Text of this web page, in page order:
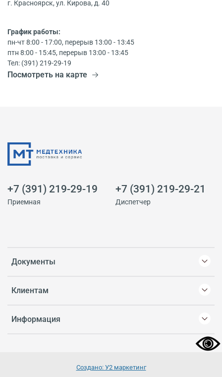
г. Красноярск, ул. Кирова, д. 40
График работы:
пн-чт 8:00 - 17:00, перерыв 13:00 - 13:45
птн 8:00 - 15:45, перерыв 13:00 - 13:45
Тел: (391) 219-29-19
Посмотреть на карте
Документы
Клиентам
Информация
+7 (391) 219-29-19
Приемная
+7 (391) 219-29-21
Диспетчер
Создано: У2 маркетинг